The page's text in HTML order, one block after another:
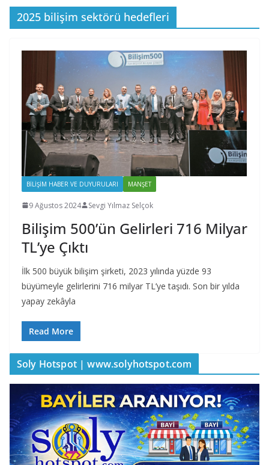
2025 bilişim sektörü hedefleri
BILIŞIM HABER VE DUYURULARI MANŞET
9 Ağustos 2024 Sevgi Yılmaz Selçok
Bilişim 500’ün Gelirleri 716 Milyar
TL’ye Çıktı
İlk 500 büyük bilişim şirketi, 2023 yılında yüzde 93
büyümeyle gelirlerini 716 milyar TL’ye taşıdı. Son bir yılda
yapay zekâyla
Read More
Soly Hotspot | www.solyhotspot.com